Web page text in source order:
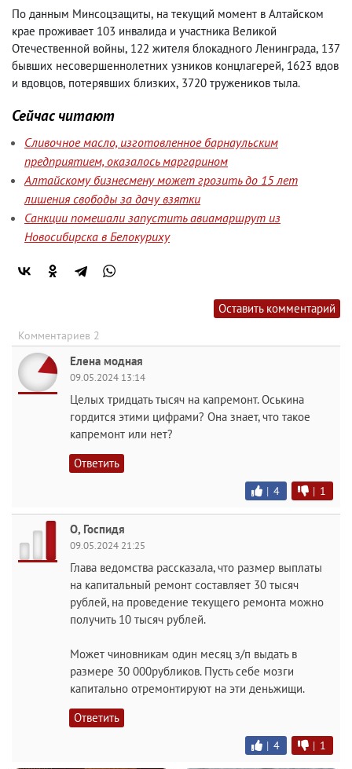
По данным Минсоцзащиты, на текущий момент в Алтайском
крае проживает 103 инвалида и участника Великой
Отечественной войны, 122 жителя блокадного Ленинграда, 137
бывших несовершеннолетних узников концлагерей, 1623 вдов
и вдовцов, потерявших близких, 3720 тружеников тыла.
Сейчас читают
Сливочное масло, изготовленное барнаульским
предприятием, оказалось маргарином
Алтайскому бизнесмену может грозить до 15 лет
лишения свободы за дачу взятки
Санкции помешали запустить авиамаршрут из
Новосибирска в Белокуриху
Оставить комментарий
Комментариев 2
Елена модная
09.05.2024 13:14
Целых тридцать тысяч на капремонт. Оськина
гордится этими цифрами? Она знает, что такое
капремонт или нет?
Ответить
| 4 | 1
O, Госпидя
09.05.2024 21:25
Глава ведомства рассказала, что размер выплаты
на капитальный ремонт составляет 30 тысяч
рублей, на проведение текущего ремонта можно
получить 10 тысяч рублей.
Может чиновникам один месяц з/п выдать в
размере 30 000рубликов. Пусть себе мозги
капитально отремонтируют на эти деньжищи.
Ответить
| 4 | 1